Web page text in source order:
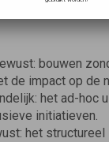
en
bouwen
de impact op de
het ad-hoc
initiatieven.
het structureel